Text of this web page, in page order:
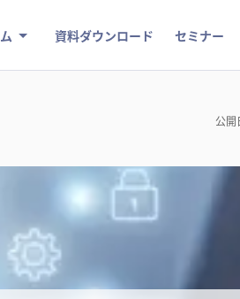
資料ダウンロード セミナー
公